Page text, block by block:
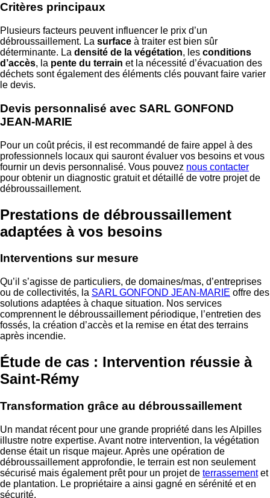
Critères principaux
Plusieurs facteurs peuvent influencer le prix d’un
débroussaillement. La surface à traiter est bien sûr
déterminante. La densité de la végétation, les conditions
d’accès, la pente du terrain et la nécessité d’évacuation des
déchets sont également des éléments clés pouvant faire varier
le devis.
Devis personnalisé avec SARL GONFOND
JEAN-MARIE
Pour un coût précis, il est recommandé de faire appel à des
professionnels locaux qui sauront évaluer vos besoins et vous
fournir un devis personnalisé. Vous pouvez nous contacter
pour obtenir un diagnostic gratuit et détaillé de votre projet de
débroussaillement.
Prestations de débroussaillement
adaptées à vos besoins
Interventions sur mesure
Qu’il s’agisse de particuliers, de domaines/mas, d’entreprises
ou de collectivités, la SARL GONFOND JEAN-MARIE offre des
solutions adaptées à chaque situation. Nos services
comprennent le débroussaillement périodique, l’entretien des
fossés, la création d’accès et la remise en état des terrains
après incendie.
Étude de cas : Intervention réussie à
Saint-Rémy
Transformation grâce au débroussaillement
Un mandat récent pour une grande propriété dans les Alpilles
illustre notre expertise. Avant notre intervention, la végétation
dense était un risque majeur. Après une opération de
débroussaillement approfondie, le terrain est non seulement
sécurisé mais également prêt pour un projet de terrassementet
de plantation. Le propriétaire a ainsi gagné en sérénité et en
sécurité.